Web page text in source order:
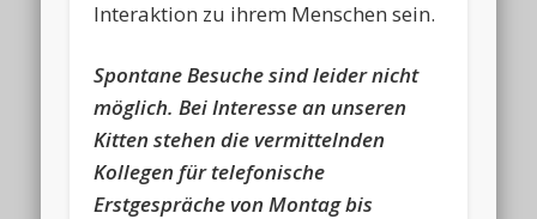
Interaktion zu ihrem Menschen sein.
Spontane Besuche sind leider nicht
möglich. Bei Interesse an unseren
Kitten stehen die vermittelnden
Kollegen für telefonische
Erstgespräche von Montag bis